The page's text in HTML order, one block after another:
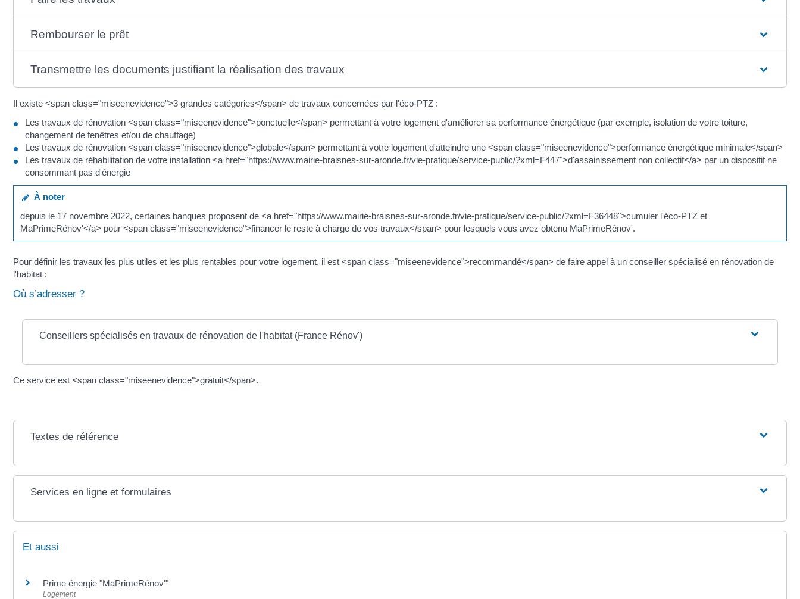
Rembourser le prêt
Transmettre les documents justifiant la réalisation des travaux
Il existe <span class="miseenevidence">3 grandes catégories</span> de travaux concernées par l'éco-PTZ :
Les travaux de rénovation <span class="miseenevidence">ponctuelle</span> permettant à votre logement d'améliorer sa performance énergétique (par exemple, isolation de votre toiture,
changement de fenêtres et/ou de chauffage)
Les travaux de rénovation <span class="miseenevidence">globale</span> permettant à votre logement d'atteindre une <span class="miseenevidence">performance énergétique minimale</span>
Les travaux de réhabilitation de votre installation <a href="https://www.mairie-braisnes-sur-aronde.fr/vie-pratique/service-public/?xml=F447">d'assainissement non collectif</a> par un dispositif ne
consommant pas d'énergie
À noter
depuis le 17 novembre 2022, certaines banques proposent de <a href="https://www.mairie-braisnes-sur-aronde.fr/vie-pratique/service-public/?xml=F36448">cumuler l'éco-PTZ et
MaPrimeRénov'</a> pour <span class="miseenevidence">financer le reste à charge de vos travaux</span> pour lesquels vous avez obtenu MaPrimeRénov'.
Pour définir les travaux les plus utiles et les plus rentables pour votre logement, il est <span class="miseenevidence">recommandé</span> de faire appel à un conseiller spécialisé en rénovation de
l'habitat :
Où s’adresser ?
Conseillers spécialisés en travaux de rénovation de l'habitat (France Rénov')
Ce service est <span class="miseenevidence">gratuit</span>.
Textes de référence
Services en ligne et formulaires
Et aussi
Prime énergie "MaPrimeRénov'"
Logement